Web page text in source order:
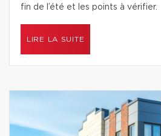
fin de l’été et les points à vérifier.
LIRE LA SUITE